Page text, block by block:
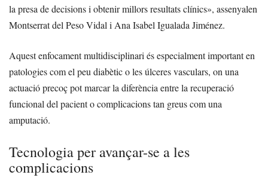
la presa de decisions i obtenir millors resultats clínics», assenyalen
Montserrat del Peso Vidal i Ana Isabel Igualada Jiménez.
Aquest enfocament multidisciplinari és especialment important en
patologies com el peu diabètic o les úlceres vasculars, on una
actuació precoç pot marcar la diferència entre la recuperació
funcional del pacient o complicacions tan greus com una
amputació.
Tecnologia per avançar-se a les
complicacions